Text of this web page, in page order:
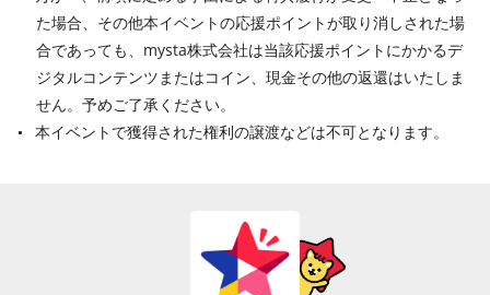
た場合、その他本イベントの応援ポイントが取り消しされた場
合であっても、mysta株式会社は当該応援ポイントにかかるデ
ジタルコンテンツまたはコイン、現金その他の返還はいたしま
せん。予めご了承ください。
本イベントで獲得された権利の譲渡などは不可となります。